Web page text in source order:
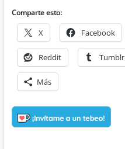
Comparte esto:
X Facebook
Reddit Tumblr
Más